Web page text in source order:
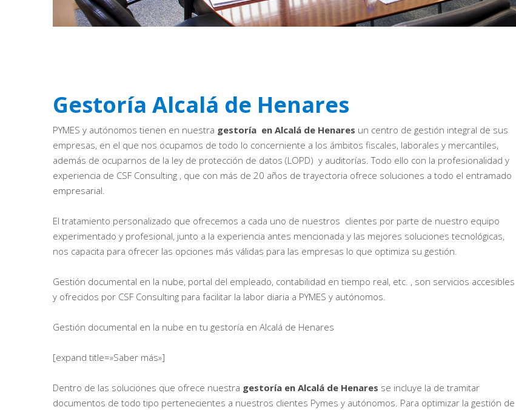
Gestoría Alcalá de Henares
PYMES y autónomos tienen en nuestra gestoría en Alcalá de Henares un centro de gestión integral de sus
empresas, en el que nos ocupamos de todo lo concerniente a los ámbitos fiscales, laborales y mercantiles,
además de ocuparnos de la ley de protección de datos (LOPD) y auditorías. Todo ello con la profesionalidad y
experiencia de CSF Consulting , que con más de 20 años de trayectoria ofrece soluciones a todo el entramado
empresarial.
El tratamiento personalizado que ofrecemos a cada uno de nuestros clientes por parte de nuestro equipo
experimentado y profesional, junto a la experiencia antes mencionada y las mejores soluciones tecnológicas,
nos capacita para ofrecer las opciones más válidas para las empresas lo que optimiza su gestión.
Gestión documental en la nube, portal del empleado, contabilidad en tiempo real, etc. , son servicios accesibles
y ofrecidos por CSF Consulting para facilitar la labor diaria a PYMES y autónomos.
Gestión documental en la nube en tu gestoría en Alcalá de Henares
[expand title=»Saber más»]
Dentro de las soluciones que ofrece nuestra gestoría en Alcalá de Henares se incluye la de tramitar
documentos de todo tipo pertenecientes a nuestros clientes Pymes y autónomos. Para optimizar la gestión de